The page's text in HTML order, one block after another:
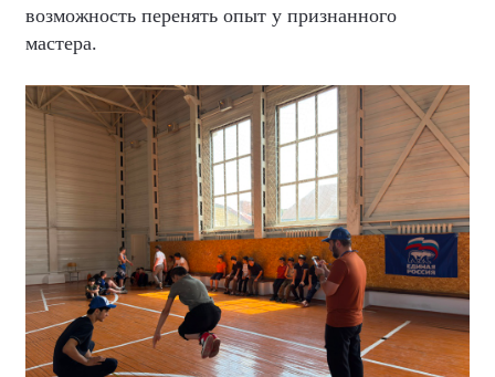
возможность перенять опыт у признанного
мастера.